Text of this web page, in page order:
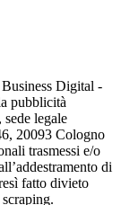
Digital -
pubblicità
legale
20093 Cologno
trasmessi e/o
di
fatto divieto